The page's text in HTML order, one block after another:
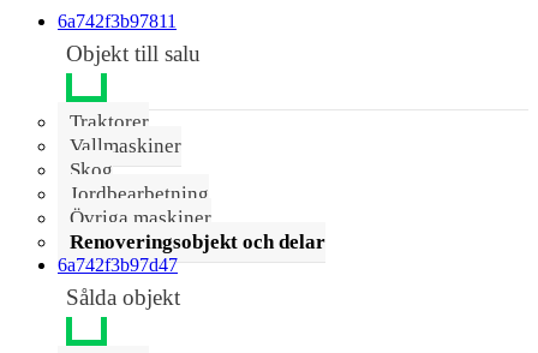
6a742f3b97811
Objekt till salu
Traktorer
Vallmaskiner
Skog
Jordbearbetning
Övriga maskiner
Renoveringsobjekt och delar
6a742f3b97d47
Sålda objekt